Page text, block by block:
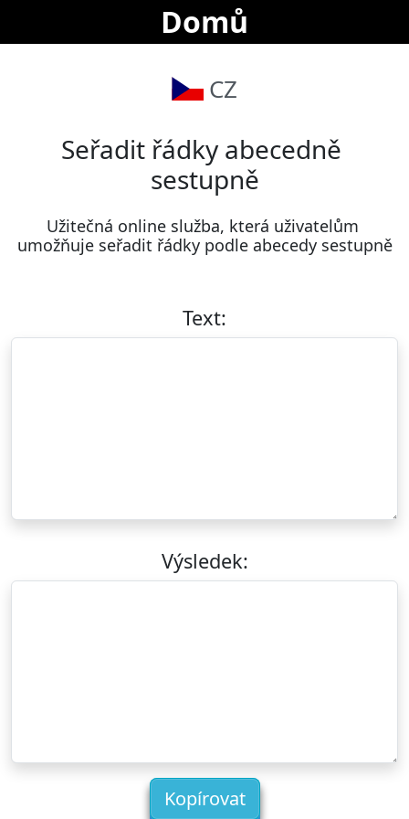
Domů
CZ
Seřadit řádky abecedně
sestupně
Užitečná online služba, která uživatelům
umožňuje seřadit řádky podle abecedy sestupně
Text:
Výsledek:
Kopírovat